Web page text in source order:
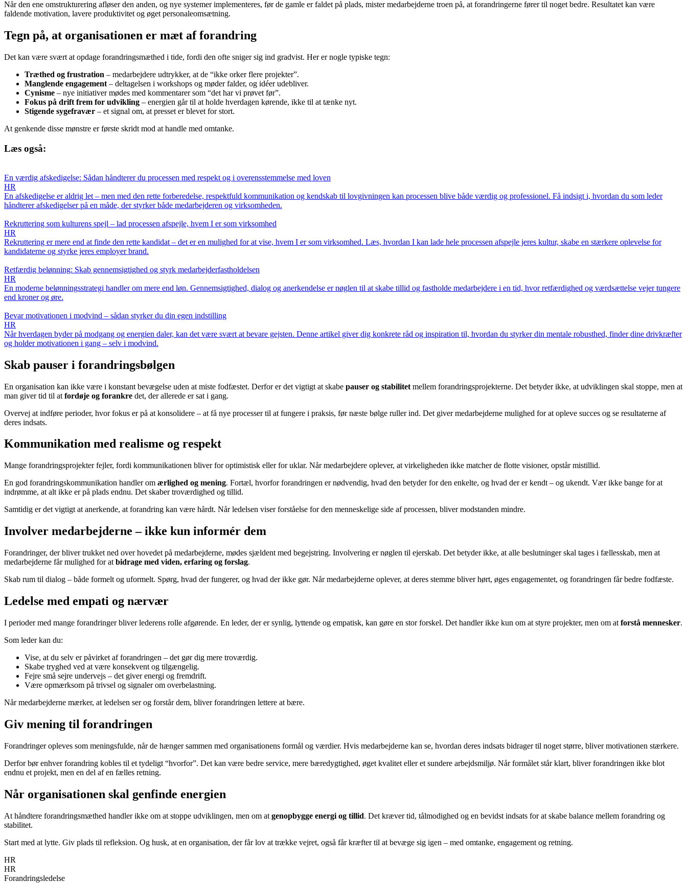
Når den ene omstrukturering afløser den anden, og nye systemer implementeres, før de gamle er faldet på plads, mister medarbejderne troen på, at forandringerne fører til noget bedre. Resultatet kan være
faldende motivation, lavere produktivitet og øget personaleomsætning.
Tegn på, at organisationen er mæt af forandring
Det kan være svært at opdage forandringsmæthed i tide, fordi den ofte sniger sig ind gradvist. Her er nogle typiske tegn:
Træthed og frustration – medarbejdere udtrykker, at de “ikke orker flere projekter”.
Manglende engagement – deltagelsen i workshops og møder falder, og idéer udebliver.
Cynisme – nye initiativer mødes med kommentarer som “det har vi prøvet før”.
Fokus på drift frem for udvikling – energien går til at holde hverdagen kørende, ikke til at tænke nyt.
Stigende sygefravær – et signal om, at presset er blevet for stort.
At genkende disse mønstre er første skridt mod at handle med omtanke.
Læs også:
En værdig afskedigelse: Sådan håndterer du processen med respekt og i overensstemmelse med loven
HR
En afskedigelse er aldrig let – men med den rette forberedelse, respektfuld kommunikation og kendskab til lovgivningen kan processen blive både værdig og professionel. Få indsigt i, hvordan du som leder
håndterer afskedigelser på en måde, der styrker både medarbejderen og virksomheden.
Rekruttering som kulturens spejl – lad processen afspejle, hvem I er som virksomhed
HR
Rekruttering er mere end at finde den rette kandidat – det er en mulighed for at vise, hvem I er som virksomhed. Læs, hvordan I kan lade hele processen afspejle jeres kultur, skabe en stærkere oplevelse for
kandidaterne og styrke jeres employer brand.
Retfærdig belønning: Skab gennemsigtighed og styrk medarbejderfastholdelsen
HR
En moderne belønningsstrategi handler om mere end løn. Gennemsigtighed, dialog og anerkendelse er nøglen til at skabe tillid og fastholde medarbejdere i en tid, hvor retfærdighed og værdsættelse vejer tungere
end kroner og øre.
Bevar motivationen i modvind – sådan styrker du din egen indstilling
HR
Når hverdagen byder på modgang og energien daler, kan det være svært at bevare gejsten. Denne artikel giver dig konkrete råd og inspiration til, hvordan du styrker din mentale robusthed, finder dine drivkræfter
og holder motivationen i gang – selv i modvind.
Skab pauser i forandringsbølgen
En organisation kan ikke være i konstant bevægelse uden at miste fodfæstet. Derfor er det vigtigt at skabe pauser og stabilitet mellem forandringsprojekterne. Det betyder ikke, at udviklingen skal stoppe, men at
man giver tid til at fordøje og forankre det, der allerede er sat i gang.
Overvej at indføre perioder, hvor fokus er på at konsolidere – at få nye processer til at fungere i praksis, før næste bølge ruller ind. Det giver medarbejderne mulighed for at opleve succes og se resultaterne af
deres indsats.
Kommunikation med realisme og respekt
Mange forandringsprojekter fejler, fordi kommunikationen bliver for optimistisk eller for uklar. Når medarbejdere oplever, at virkeligheden ikke matcher de flotte visioner, opstår mistillid.
En god forandringskommunikation handler om ærlighed og mening. Fortæl, hvorfor forandringen er nødvendig, hvad den betyder for den enkelte, og hvad der er kendt – og ukendt. Vær ikke bange for at
indrømme, at alt ikke er på plads endnu. Det skaber troværdighed og tillid.
Samtidig er det vigtigt at anerkende, at forandring kan være hårdt. Når ledelsen viser forståelse for den menneskelige side af processen, bliver modstanden mindre.
Involver medarbejderne – ikke kun informér dem
Forandringer, der bliver trukket ned over hovedet på medarbejderne, mødes sjældent med begejstring. Involvering er nøglen til ejerskab. Det betyder ikke, at alle beslutninger skal tages i fællesskab, men at
medarbejderne får mulighed for at bidrage med viden, erfaring og forslag.
Skab rum til dialog – både formelt og uformelt. Spørg, hvad der fungerer, og hvad der ikke gør. Når medarbejderne oplever, at deres stemme bliver hørt, øges engagementet, og forandringen får bedre fodfæste.
Ledelse med empati og nærvær
I perioder med mange forandringer bliver lederens rolle afgørende. En leder, der er synlig, lyttende og empatisk, kan gøre en stor forskel. Det handler ikke kun om at styre projekter, men om at forstå mennesker.
Som leder kan du:
Vise, at du selv er påvirket af forandringen – det gør dig mere troværdig.
Skabe tryghed ved at være konsekvent og tilgængelig.
Fejre små sejre undervejs – det giver energi og fremdrift.
Være opmærksom på trivsel og signaler om overbelastning.
Når medarbejderne mærker, at ledelsen ser og forstår dem, bliver forandringen lettere at bære.
Giv mening til forandringen
Forandringer opleves som meningsfulde, når de hænger sammen med organisationens formål og værdier. Hvis medarbejderne kan se, hvordan deres indsats bidrager til noget større, bliver motivationen stærkere.
Derfor bør enhver forandring kobles til et tydeligt “hvorfor”. Det kan være bedre service, mere bæredygtighed, øget kvalitet eller et sundere arbejdsmiljø. Når formålet står klart, bliver forandringen ikke blot
endnu et projekt, men en del af en fælles retning.
Når organisationen skal genfinde energien
At håndtere forandringsmæthed handler ikke om at stoppe udviklingen, men om at genopbygge energi og tillid. Det kræver tid, tålmodighed og en bevidst indsats for at skabe balance mellem forandring og
stabilitet.
Start med at lytte. Giv plads til refleksion. Og husk, at en organisation, der får lov at trække vejret, også får kræfter til at bevæge sig igen – med omtanke, engagement og retning.
HR
HR
Forandringsledelse